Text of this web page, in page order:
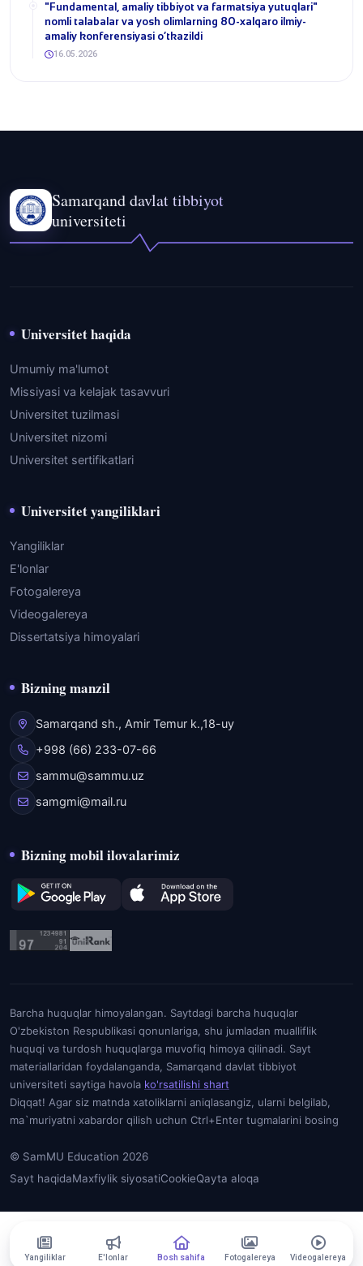
​"Fundamental, amaliy tibbiyot va farmatsiya yutuqlari"
nomli talabalar va yosh olimlarning 80-xalqaro ilmiy-
amaliy konferensiyasi o‘tkazildi
16.05.2026
Samarqand davlat tibbiyot
universiteti
Universitet haqida
Umumiy ma'lumot
Missiyasi va kelajak tasavvuri
Universitet tuzilmasi
Universitet nizomi
Universitet sertifikatlari
Universitet yangiliklari
Yangiliklar
E'lonlar
Fotogalereya
Videogalereya
Dissertatsiya himoyalari
Bizning manzil
Samarqand sh., Amir Temur k.,18-uy
+998 (66) 233-07-66
sammu@sammu.uz
samgmi@mail.ru
Bizning mobil ilovalarimiz
Barcha huquqlar himoyalangan. Saytdagi barcha huquqlar
O'zbekiston Respublikasi qonunlariga, shu jumladan mualliflik
huquqi va turdosh huquqlarga muvofiq himoya qilinadi. Sayt
materiallaridan foydalanganda, Samarqand davlat tibbiyot
universiteti saytiga havola ko'rsatilishi shart
Diqqat! Agar siz matnda xatoliklarni aniqlasangiz, ularni belgilab,
ma`muriyatni xabardor qilish uchun Ctrl+Enter tugmalarini bosing
© SamMU Education 2026
Sayt haqidaMaxfiylik siyosatiCookieQayta aloqa
Yangiliklar E'lonlar Bosh sahifa Fotogalereya Videogalereya